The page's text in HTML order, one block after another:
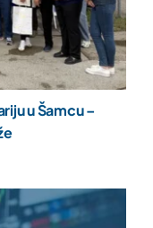
u Šamcu –